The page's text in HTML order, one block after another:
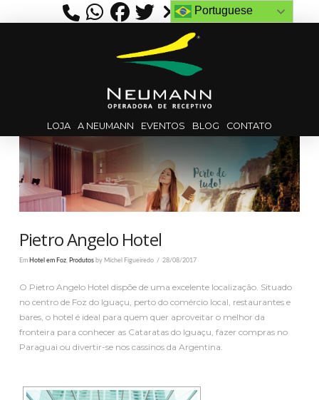
LOJA A NEUMANN EVENTOS BLOG CONTATO
Pietro Angelo Hotel
Em Hotel em Foz, Produtosby Michel Figueiredo 28/08/2017
O Pietro Angelo Hotel dispõe de uma excelente localização. Situado
no centro de Foz do Iguaçu, perto do comércio local, restaurantes e
bares, o hotel é ideal para quem quer aproveitar o melhor da
fronteira para conhecer as Cataratas do Iguaçu, fazer compras no
Paraguai ou divertir-se nos cassinos da Argentina.
Portuguese